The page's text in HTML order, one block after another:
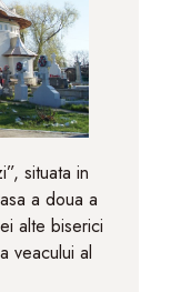
situata in
a doua a
alte biserici
veacului al